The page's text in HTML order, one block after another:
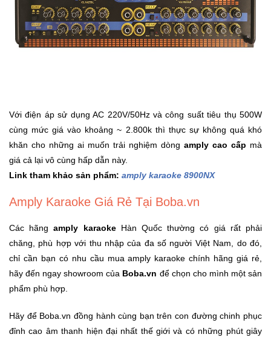
Với điện áp sử dụng AC 220V/50Hz và công suất tiêu thụ 500W
cùng mức giá vào khoảng ~ 2.800k thì thực sự không quá khó
khăn cho những ai muốn trải nghiệm dòng amply cao cấp mà
giá cả lại vô cùng hấp dẫn này.
Link tham khảo sản phẩm: amply karaoke 8900NX
Amply Karaoke Giá Rẻ Tại Boba.vn
Các hãngamply karaokeHàn Quốc thường có giá rất phải
chăng, phù hợp với thu nhập của đa số người Việt Nam, do đó,
chỉ cần bạn có nhu cầu mua amply karaoke chính hãng giá rẻ,
hãy đến ngay showroom của Boba.vn để chọn cho mình một sản
phẩm phù hợp.
Hãy để Boba.vn đồng hành cùng bạn trên con đường chinh phục
đỉnh cao âm thanh hiện đại nhất thế giới và có những phút giây